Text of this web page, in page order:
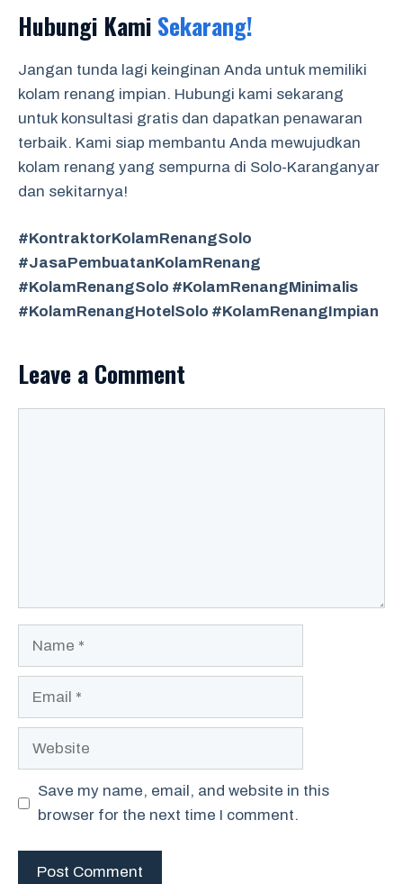
Hubungi Kami Sekarang!
Jangan tunda lagi keinginan Anda untuk memiliki
kolam renang impian. Hubungi kami sekarang
untuk konsultasi gratis dan dapatkan penawaran
terbaik. Kami siap membantu Anda mewujudkan
kolam renang yang sempurna di Solo-Karanganyar
dan sekitarnya!
#KontraktorKolamRenangSolo
#JasaPembuatanKolamRenang
#KolamRenangSolo #KolamRenangMinimalis
#KolamRenangHotelSolo #KolamRenangImpian
Leave a Comment
Website
Save my name, email, and website in this
browser for the next time I comment.